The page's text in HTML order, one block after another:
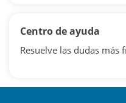
Centro de ayuda
Resuelve las dudas más